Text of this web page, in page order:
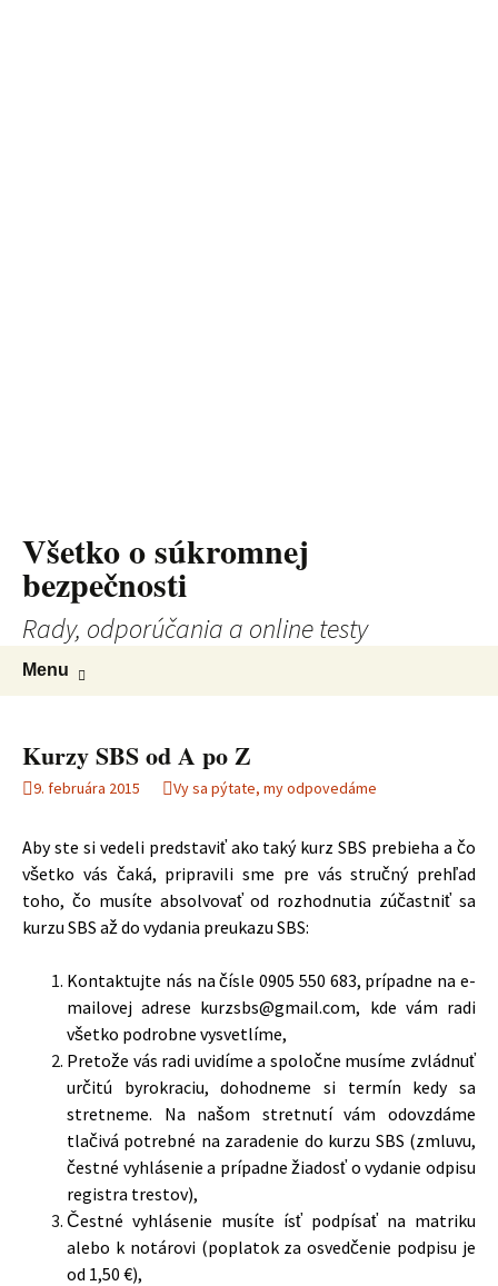
Preskočiť
obsah
Všetko o súkromnej
bezpečnosti
Rady, odporúčania a online testy
Menu
Kurzy SBS od A po Z
9. februára 2015 Vy sa pýtate, my odpovedáme
Aby ste si vedeli predstaviť ako taký kurz SBS prebieha a čo
všetko vás čaká, pripravili sme pre vás stručný prehľad
toho, čo musíte absolvovať od rozhodnutia zúčastniť sa
kurzu SBS až do vydania preukazu SBS:
Kontaktujte nás na čísle 0905 550 683, prípadne na e-
mailovej adrese kurzsbs@gmail.com, kde vám radi
všetko podrobne vysvetlíme,
Pretože vás radi uvidíme a spoločne musíme zvládnuť
určitú byrokraciu, dohodneme si termín kedy sa
stretneme. Na našom stretnutí vám odovzdáme
tlačivá potrebné na zaradenie do kurzu SBS (zmluvu,
čestné vyhlásenie a prípadne žiadosť o vydanie odpisu
registra trestov),
Čestné vyhlásenie musíte ísť podpísať na matriku
alebo k notárovi (poplatok za osvedčenie podpisu je
od 1,50 €),